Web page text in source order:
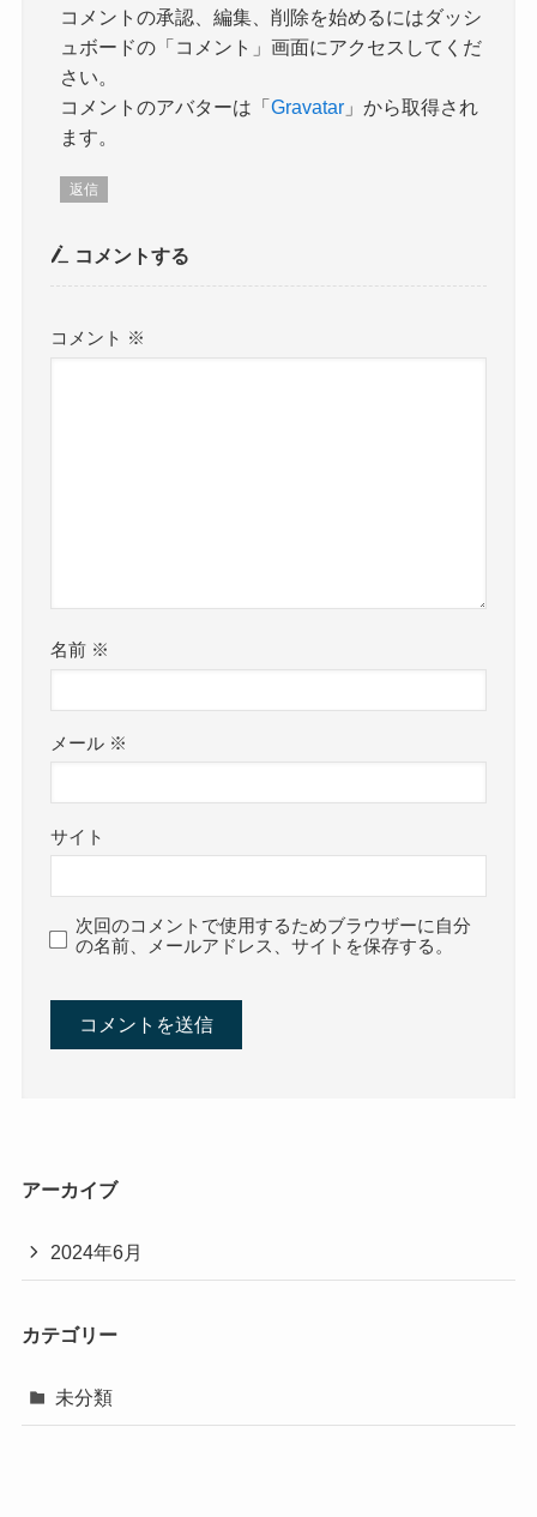
コメントの承認、編集、削除を始めるにはダッシ
ュボードの「コメント」画面にアクセスしてくだ
さい。
コメントのアバターは「Gravatar 」から取得され
ます。
返信
コメントする
コメント ※
名前 ※
メール ※
サイト
次回のコメントで使用するためブラウザーに自分
の名前、メールアドレス、サイトを保存する。
アーカイブ
2024年6月
カテゴリー
未分類